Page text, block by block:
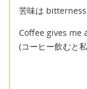
苦味は bitterness
Coffee gives me
(コーヒー飲むと